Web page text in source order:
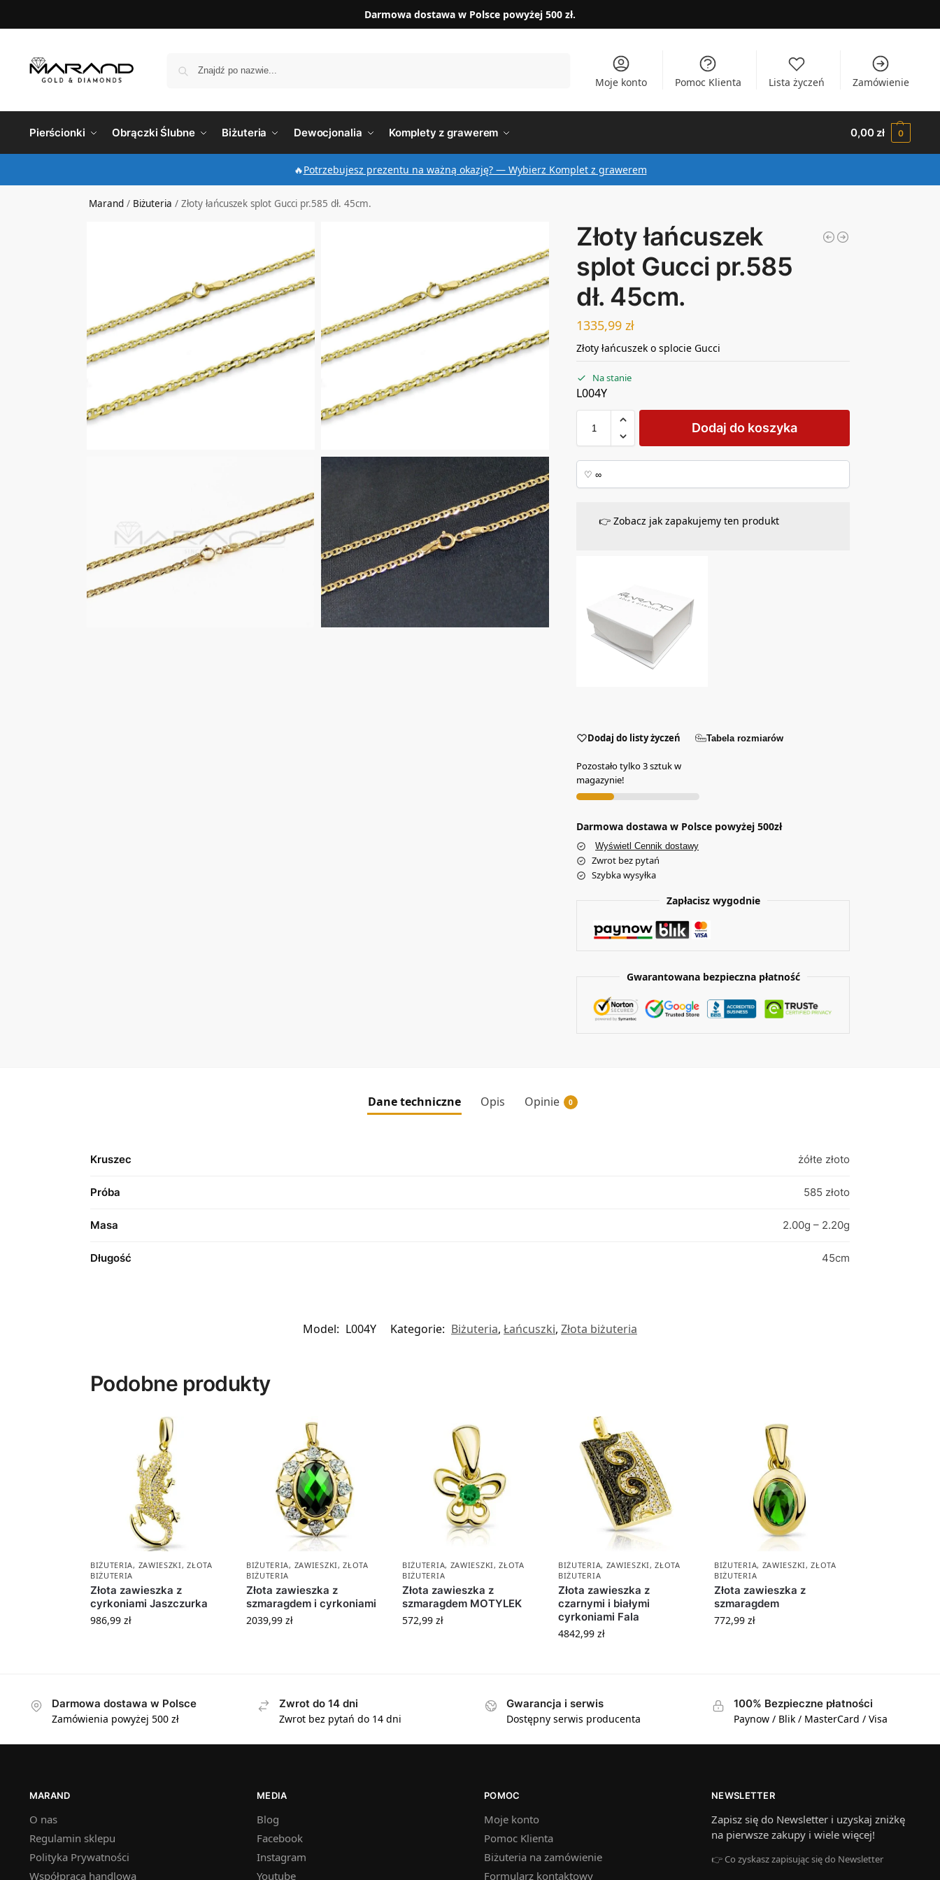
Darmowa dostawa w Polsce powyżej 500 zł.
Moje konto Pomoc Klienta Lista życzeń Zamówienie
Pierścionki Obrączki Ślubne Biżuteria Dewocjonalia Komplety z grawerem 0,00zł 0
🔥Potrzebujesz prezentu na ważną okazję? — Wybierz Komplet z grawerem
Marand / Biżuteria /Złoty łańcuszek splot Gucci pr.585 dł. 45cm.
Złoty łańcuszek
splot Gucci pr.585
dł. 45cm.
1335,99 zł
Złoty łańcuszek o splocie Gucci
Na stanie
L004Y
Dodaj do koszyka
👉 Zobacz jak zapakujemy ten produkt
Dodaj do listy życzeń Tabela rozmiarów
Pozostało tylko 3 sztuk w
magazynie!
Darmowa dostawa w Polsce powyżej 500zł
Wyświetl Cennik dostawy
Zwrot bez pytań
Szybka wysyłka
Zapłacisz wygodnie
Gwarantowana bezpieczna płatność
Dane techniczne Opis Opinie 0
Kruszec żółte złoto
Próba 585 złoto
Masa 2.00g – 2.20g
Długość 45cm
Model: L004Y Kategorie: Biżuteria, Łańcuszki, Złota biżuteria
Podobne produkty
BIŻUTERIA, ZAWIESZKI,ZŁOTA
BIŻUTERIA
Złota zawieszka z
cyrkoniami Jaszczurka
986,99 zł
BIŻUTERIA, ZAWIESZKI,ZŁOTA
BIŻUTERIA
Złota zawieszka z
szmaragdem i cyrkoniami
2039,99 zł
BIŻUTERIA, ZAWIESZKI,ZŁOTA
BIŻUTERIA
Złota zawieszka z
szmaragdem MOTYLEK
572,99 zł
BIŻUTERIA, ZAWIESZKI,ZŁOTA
BIŻUTERIA
Złota zawieszka z
czarnymi i białymi
cyrkoniami Fala
4842,99 zł
BIŻUTERIA, ZAWIESZKI,ZŁOTA
BIŻUTERIA
Złota zawieszka z
szmaragdem
772,99 zł
Darmowa dostawa w Polsce
Zamówienia powyżej 500 zł
Zwrot do 14 dni
Zwrot bez pytań do 14 dni
Gwarancja i serwis
Dostępny serwis producenta
100% Bezpieczne płatności
Paynow / Blik / MasterCard / Visa
MARAND
O nas
Regulamin sklepu
Polityka Prywatności
Współpraca handlowa
MEDIA
Blog
Facebook
Instagram
Youtube
POMOC
Moje konto
Pomoc Klienta
Biżuteria na zamówienie
Formularz kontaktowy
NEWSLETTER
Zapisz się do Newsletter i uzyskaj zniżkę
na pierwsze zakupy i wiele więcej!
👉 Co zyskasz zapisując się do Newsletter